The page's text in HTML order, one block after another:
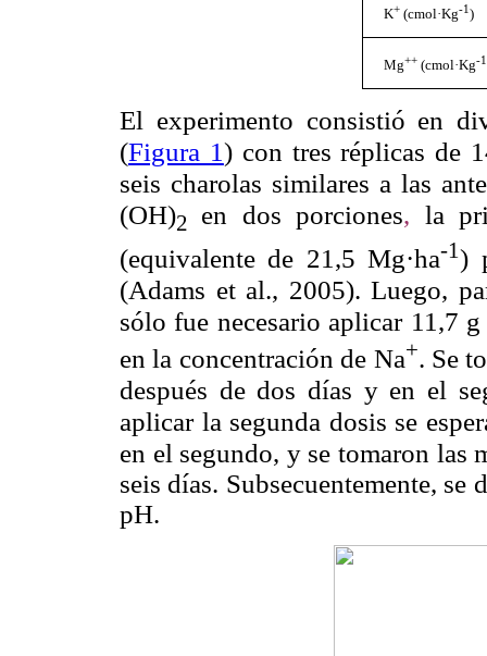
K+(cmol·Kg-1)
Mg++(cmol·Kg-1
El experimento consistió en
(Figura 1) con tres réplicas de
seis charolas similares a las
(OH)2 en dos porciones, la
(equivalente de 21,5 Mg·ha-1)
(Adams et al., 2005). Luego,
sólo fue necesario aplicar 11,7
en la concentración de Na+. Se
después de dos días y en el
aplicar la segunda dosis se
en el segundo, y se tomaron las
seis días. Subsecuentemente, se
pH.